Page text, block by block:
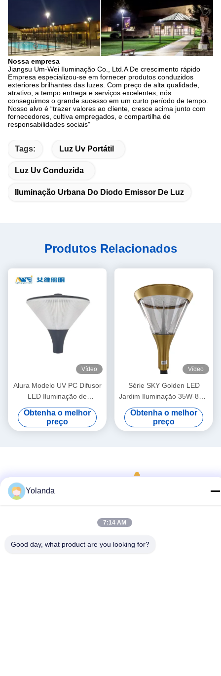
Nossa empresa
Jiangsu Um-Wei Iluminação Co., Ltd.A De crescimento rápido
Empresa especializou-se em fornecer produtos conduzidos
exteriores brilhantes das luzes. Com preço de alta qualidade,
atrativo, a tempo entrega e serviços excelentes, nós
conseguimos o grande sucesso em um curto período de tempo.
Nosso alvo é “trazer valores ao cliente, cresce acima junto com
fornecedores, cultiva empregados, e compartilha de
responsabilidades sociais”
Tags: Luz Uv Portátil
Luz Uv Conduzida
Iluminação Urbana Do Diodo Emissor De Luz
Produtos Relacionados
Vídeo
Alura Modelo UV PC Difusor
LED Iluminação de
paisagem Corpo de alumínio
para áreas industriais
Obtenha o melhor
preço
Vídeo
Série SKY Golden LED
Jardim Iluminação 35W-85W
5 anos de garantia Alumínio
fundição a óleo
Obtenha o melhor
preço
Mídia Social
Yolanda
7:14 AM
Good day, what product are you looking for?